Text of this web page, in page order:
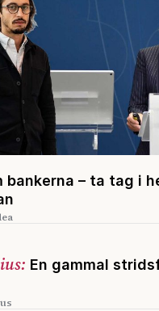
bankerna – ta tag i
En gammal